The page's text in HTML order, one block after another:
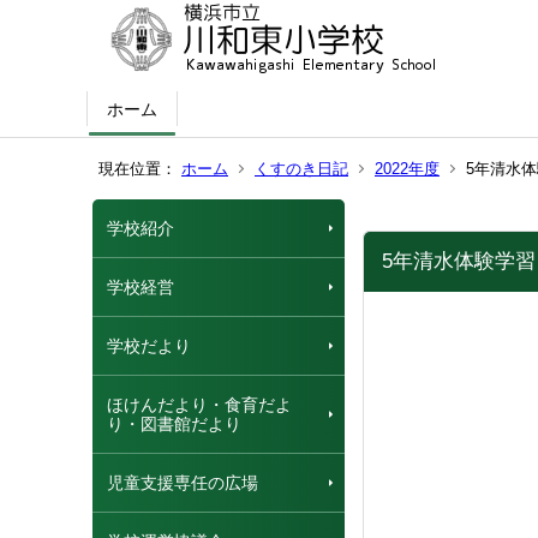
ホーム
現在位置： ホーム くすのき日記 2022年度 5年清水
学校紹介
学校経営
学校だより
ほけんだより・食育だよ
り・図書館だより
児童支援専任の広場
5年清水体験学習